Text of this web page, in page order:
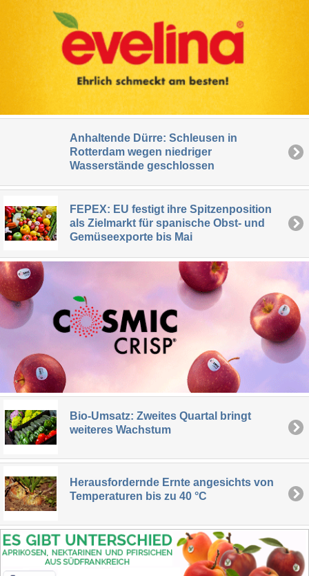
Anhaltende Dürre: Schleusen in
Rotterdam wegen niedriger
Wasserstände geschlossen
FEPEX: EU festigt ihre Spitzenposition
als Zielmarkt für spanische Obst- und
Gemüseexporte bis Mai
Bio-Umsatz: Zweites Quartal bringt
weiteres Wachstum
Herausfordernde Ernte angesichts von
Temperaturen bis zu 40 °C